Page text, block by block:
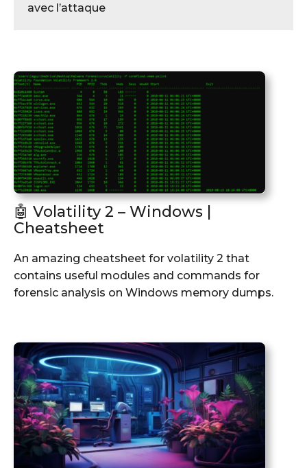
avec l’attaque
🤖 Volatility 2 – Windows |
Cheatsheet
An amazing cheatsheet for volatility 2 that
contains useful modules and commands for
forensic analysis on Windows memory dumps.